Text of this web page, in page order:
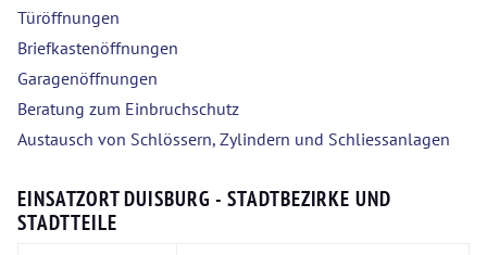
Türöffnungen
Briefkastenöffnungen
Garagenöffnungen
Beratung zum Einbruchschutz
Austausch von Schlössern, Zylindern und Schliessanlagen
EINSATZORT DUISBURG - STADTBEZIRKE UND
STADTTEILE